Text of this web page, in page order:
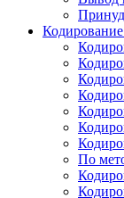
Кодирование
По